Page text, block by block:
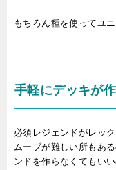
もちろん種を使ってユ
手軽にデッキが
必須レジェンドがレッ
ムーブが難しい所もあ
ンドを作らなくてもい